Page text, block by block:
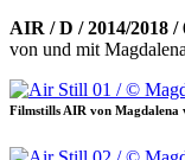
AIR / D / 2014/2018 /
von und mit
Filmstills AIR von